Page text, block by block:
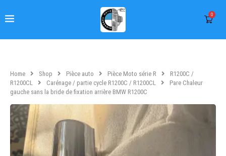
0
Home Shop Pièce auto Pièce Moto série R
R1200C /
R1200CL
Carénage / partie cycle R1200C / R1200CL
Pare Chaleur
gauche sans la bride de fixation arrière BMW R1200C